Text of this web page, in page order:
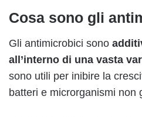
Cosa sono gli
Gli antimicrobici sono
all’interno di una vasta
sono utili per inibire la
batteri e microrganismi non